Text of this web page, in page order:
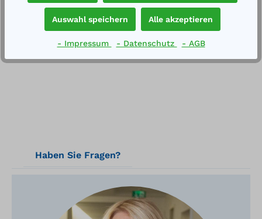
Auffangvolumen: 100 Liter Tragfähigkeit: 205 kg
Gewicht: 14 kgFür die sichere und mob…Mehr
Technische Daten
Haben Sie Fragen?
Auswahl speichern Alle akzeptieren
- Impressum - Datenschutz - AGB